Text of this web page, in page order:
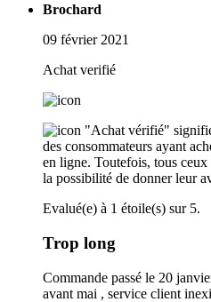
Brochard
09 février 2021
Achat verifié
"Achat vérifié"
des consommateurs ayant
en ligne. Toutefois, tous
la possibilité de donner leur
Evalué(e) à 1 étoile(s) sur 5.
Trop long
Commande passé le 20
avant mai , service client